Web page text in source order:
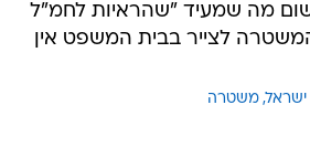
מה שמעיד "שהראיות לחמ"ל
לצייר בבית המשפט אין
משטרה